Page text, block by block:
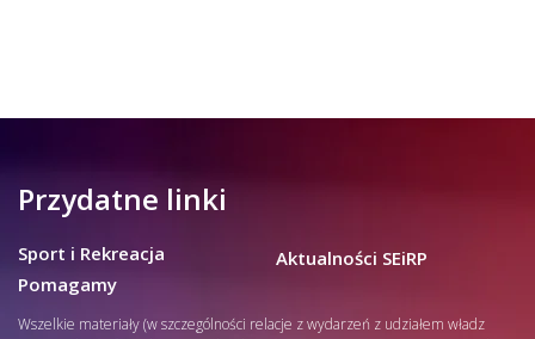
Przydatne linki
Sport i Rekreacja
Pomagamy
Aktualności SEiRP
Wszelkie materiały (w szczególności relacje z wydarzeń z udziałem władz